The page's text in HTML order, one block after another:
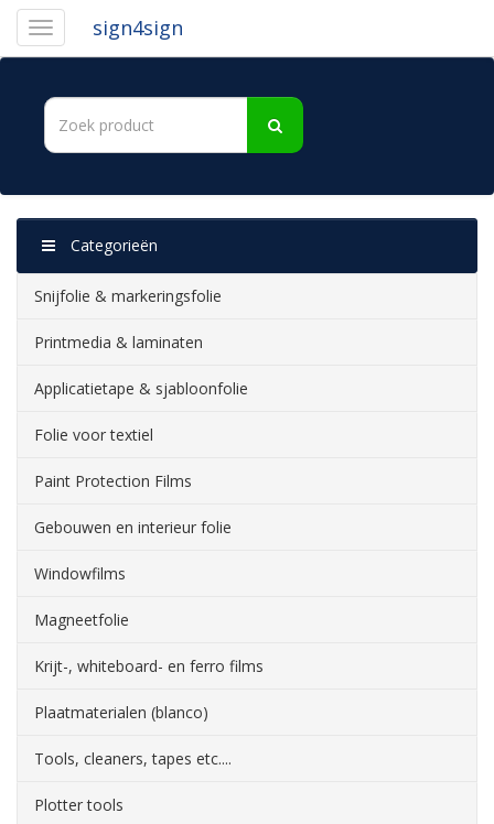
sign4sign
Categorieën
Snijfolie & markeringsfolie
Printmedia & laminaten
Applicatietape & sjabloonfolie
Folie voor textiel
Paint Protection Films
Gebouwen en interieur folie
Windowfilms
Magneetfolie
Krijt-, whiteboard- en ferro films
Plaatmaterialen (blanco)
Tools, cleaners, tapes etc....
Plotter tools